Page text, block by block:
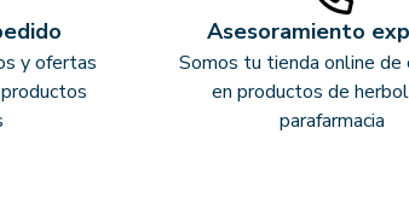
y ofertas
Asesoramiento
Somos tu tienda online de
en productos de
parafarmacia